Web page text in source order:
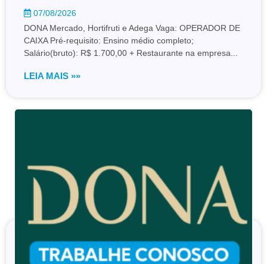
07/08/2026
DONA Mercado, Hortifruti e Adega Vaga: OPERADOR DE
CAIXA Pré-requisito: Ensino médio completo;
Salário(bruto): R$ 1.700,00 + Restaurante na empresa...
LEIA MAIS »»